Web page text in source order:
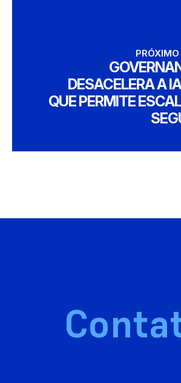
DESACELERA A
QUE PERMITE